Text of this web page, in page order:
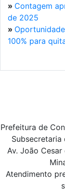
» Contagem
de 2025
»
100% para
Prefeitura de
Subsecretaria
Av. João
Atendimento